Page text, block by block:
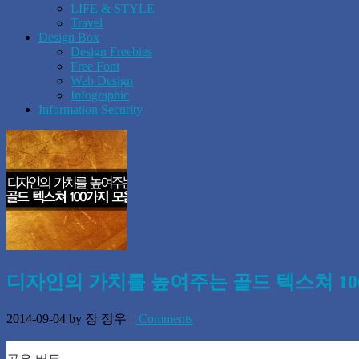
LIFE & STYLE
Travel
Design Box
Design Freebies
Free Font
Web Design
Infographic
Information Security
디자인의 가치를 높여주는 골드 텍스쳐
2014-09-04 by 장 정우 | Comments